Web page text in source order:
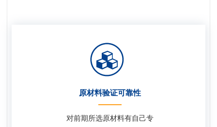
原材料验证可靠性
对前期所选原材料有自己专